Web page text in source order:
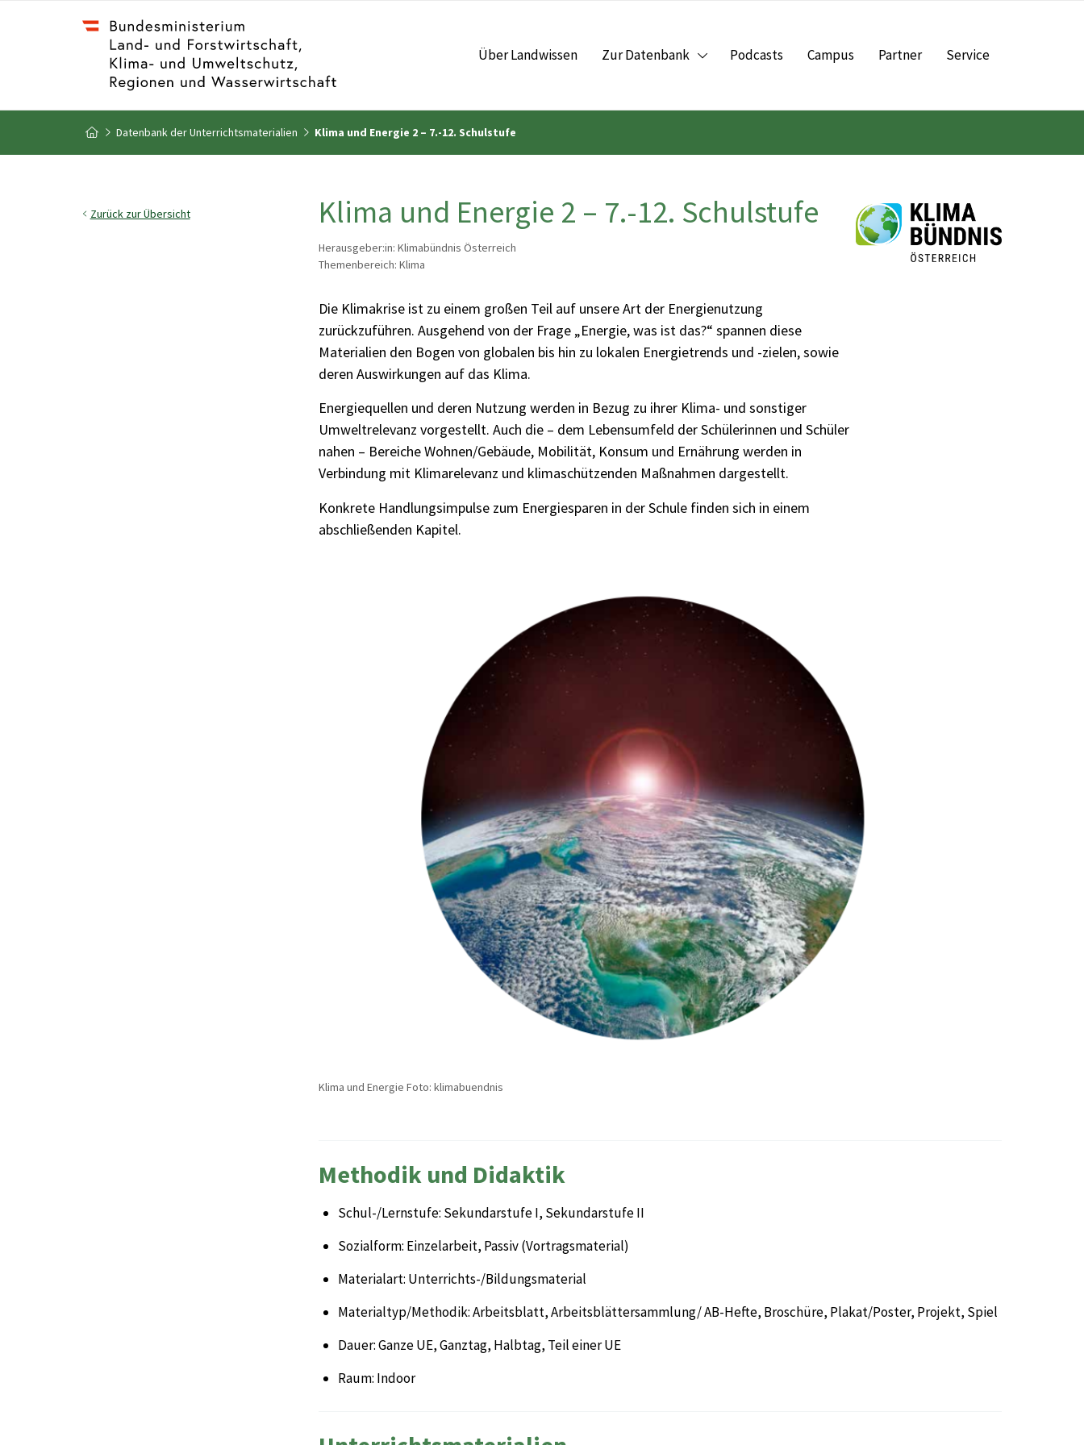
Zum Inhalt
Zum Inhaltsverzeichnis
Zur Startseite
Über Landwissen Zur Datenbank Podcasts Campus Partner Service
Datenbank der Unterrichtsmaterialien Klima und Energie 2 – 7.-12. Schulstufe
Zurück zur Übersicht Klima und Energie 2 – 7.-12. Schulstufe
Herausgeber:in: Klimabündnis Österreich
Themenbereich: Klima
Die Klimakrise ist zu einem großen Teil auf unsere Art der Energienutzung
zurückzuführen. Ausgehend von der Frage „Energie, was ist das?“ spannen diese
Materialien den Bogen von globalen bis hin zu lokalen Energietrends und -zielen, sowie
deren Auswirkungen auf das Klima.
Energiequellen und deren Nutzung werden in Bezug zu ihrer Klima- und sonstiger
Umweltrelevanz vorgestellt. Auch die – dem Lebensumfeld der Schülerinnen und Schüler
nahen – Bereiche Wohnen/Gebäude, Mobilität, Konsum und Ernährung werden in
Verbindung mit Klimarelevanz und klimaschützenden Maßnahmen dargestellt.
Konkrete Handlungsimpulse zum Energiesparen in der Schule finden sich in einem
abschließenden Kapitel.
Klima und Energie Foto: klimabuendnis
Methodik und Didaktik
Schul-/Lernstufe: Sekundarstufe I, Sekundarstufe II
Sozialform: Einzelarbeit, Passiv (Vortragsmaterial)
Materialart: Unterrichts-/Bildungsmaterial
Materialtyp/Methodik: Arbeitsblatt, Arbeitsblättersammlung/ AB-Hefte, Broschüre, Plakat/Poster, Projekt, Spiel
Dauer: Ganze UE, Ganztag, Halbtag, Teil einer UE
Raum: Indoor